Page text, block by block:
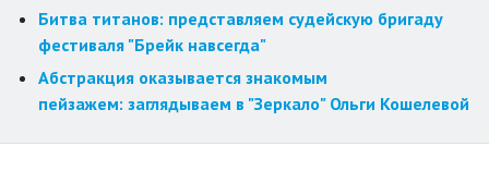
Битва титанов: представляем судейскую бригаду
фестиваля "Брейк навсегда"
Абстракция оказывается знакомым
пейзажем: заглядываем в "Зеркало" Ольги Кошелевой